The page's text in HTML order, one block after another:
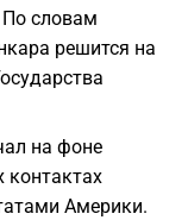
По словам
решится на
на фоне
контактах
Америки.